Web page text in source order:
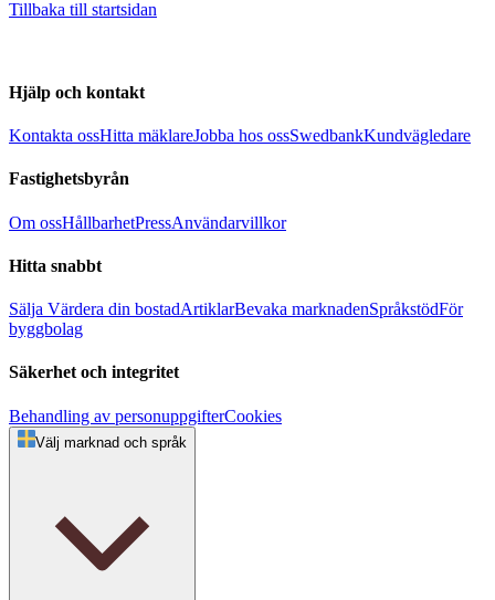
Tillbaka till startsidan
Hjälp och kontakt
Kontakta ossHitta mäklareJobba hos ossSwedbankKundvägledare
Fastighetsbyrån
Om ossHållbarhetPressAnvändarvillkor
Hitta snabbt
Sälja Värdera din bostadArtiklarBevaka marknadenSpråkstödFör
byggbolag
Säkerhet och integritet
Behandling av personuppgifterCookies
Välj marknad och språk